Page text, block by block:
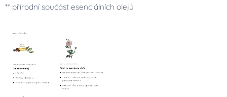
** přírodní součást esenciálních olejů